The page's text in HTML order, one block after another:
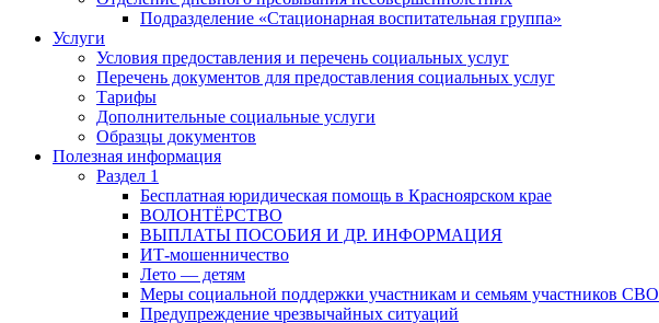
Подразделение «Стационарная воспитательная группа»
Услуги
Условия предоставления и перечень социальных услуг
Перечень документов для предоставления социальных услуг
Тарифы
Дополнительные социальные услуги
Образцы документов
Полезная информация
Раздел 1
Бесплатная юридическая помощь в Красноярском крае
ВОЛОНТЁРСТВО
ВЫПЛАТЫ ПОСОБИЯ И ДР. ИНФОРМАЦИЯ
ИТ-мошенничество
Лето — детям
Меры социальной поддержки участникам и семьям участников СВО
Предупреждение чрезвычайных ситуаций